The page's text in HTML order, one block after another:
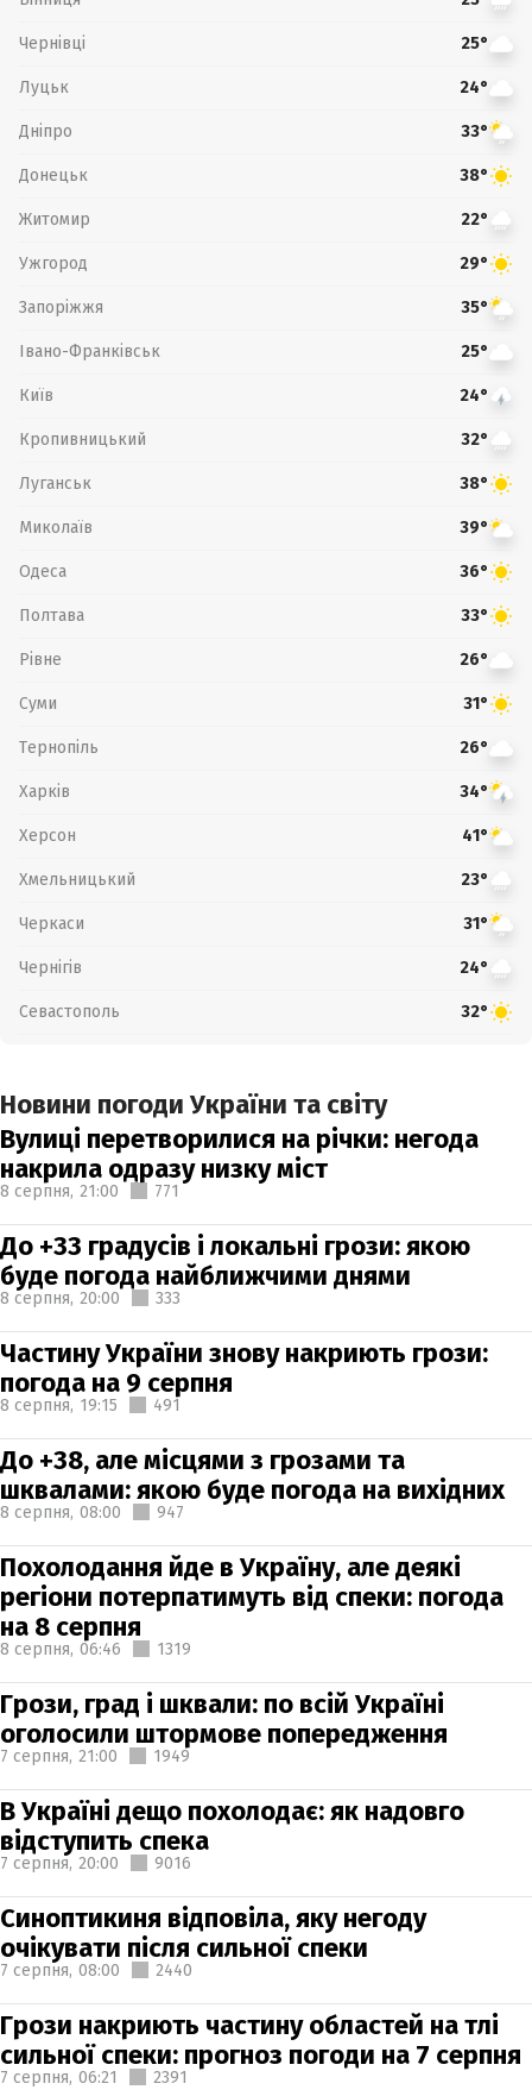
Чернівці 25°
Луцьк 24°
Дніпро 33°
Донецьк 38°
Житомир 22°
Ужгород 29°
Запоріжжя 35°
Івано-Франківськ 25°
Київ 24°
Кропивницький 32°
Луганськ 38°
Миколаїв 39°
Одеса 36°
Полтава 33°
Рівне 26°
Суми 31°
Тернопіль 26°
Харків 34°
Херсон 41°
Хмельницький 23°
Черкаси 31°
Чернігів 24°
Севастополь 32°
Новини погоди України та світу
Вулиці перетворилися на річки: негода
накрила одразу низку міст
8 серпня, 21:00 771
До +33 градусів і локальні грози: якою
буде погода найближчими днями
8 серпня, 20:00 333
Частину України знову накриють грози:
погода на 9 серпня
8 серпня, 19:15 491
До +38, але місцями з грозами та
шквалами: якою буде погода на вихідних
8 серпня, 08:00 947
Похолодання йде в Україну, але деякі
регіони потерпатимуть від спеки: погода
на 8 серпня
8 серпня, 06:46 1319
Грози, град і шквали: по всій Україні
оголосили штормове попередження
7 серпня, 21:00 1949
В Україні дещо похолодає: як надовго
відступить спека
7 серпня, 20:00 9016
Синоптикиня відповіла, яку негоду
очікувати після сильної спеки
7 серпня, 08:00 2440
Грози накриють частину областей на тлі
сильної спеки: прогноз погоди на 7 серпня
7 серпня, 06:21 2391